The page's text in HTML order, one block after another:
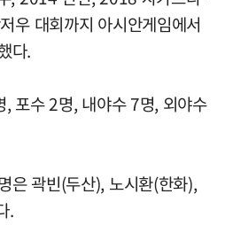
우 대회까지 아시안게임에서
다.
포수 2명, 내야수 7명, 외야수
은 곽빈(두산), 노시환(한화),
.